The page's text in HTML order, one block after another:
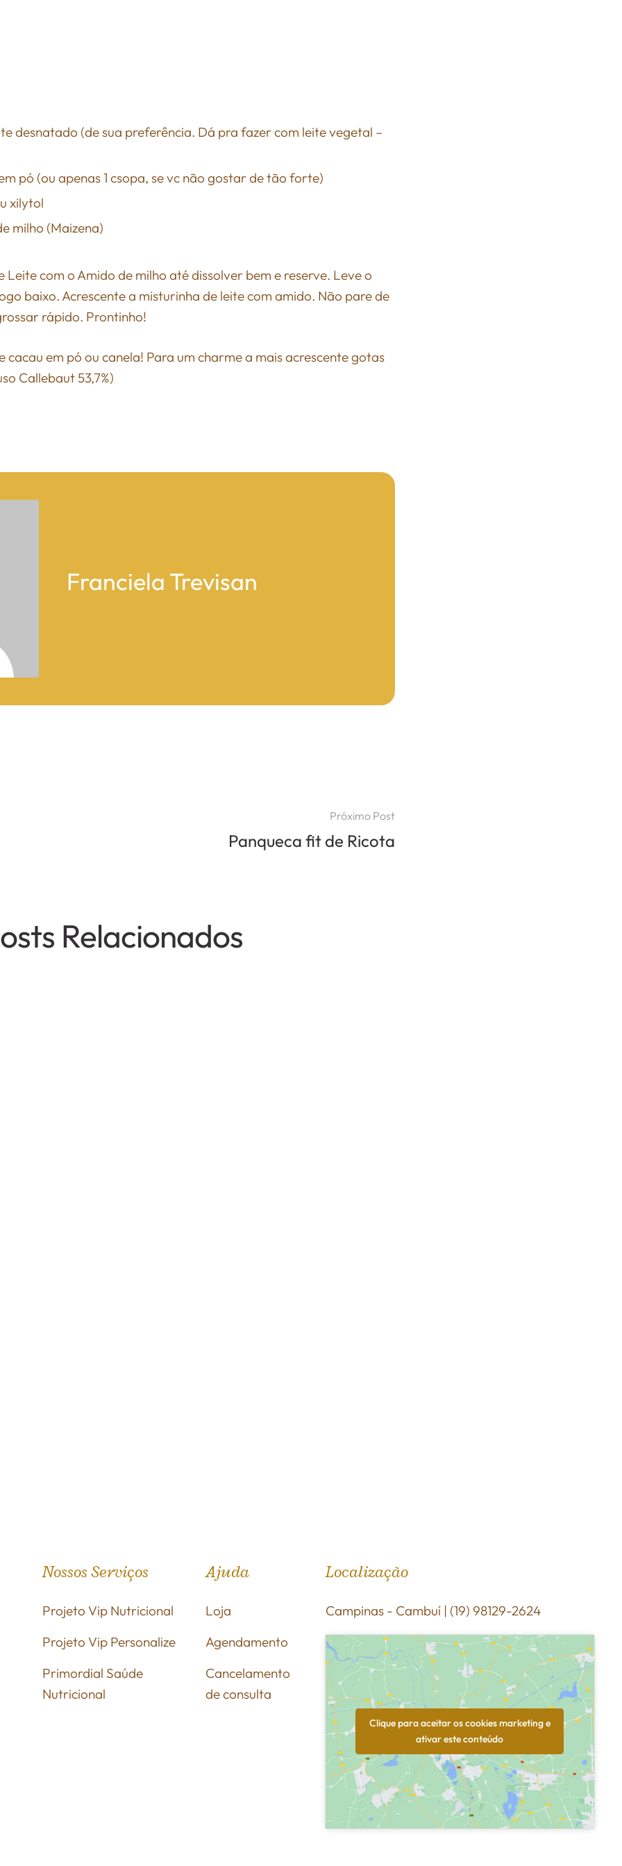
desnatado (de sua preferência. Dá pra fazer com leite vegetal –
pó (ou apenas 1 csopa, se vc não gostar de tão forte)
xilytol
milho (Maizena)
com o Amido de milho até dissolver bem e reserve. Leve o
baixo. Acrescente a misturinha de leite com amido. Não pare de
rápido. Prontinho!
em pó ou canela! Para um charme a mais acrescente gotas
Callebaut 53,7%)
Franciela Trevisan
Próximo Post
Panqueca fit de Ricota
Relacionados
Nossos Serviços
Projeto Vip Nutricional
Projeto Vip Personalize
Primordial Saúde
Nutricional
Ajuda
Loja
Agendamento
Cancelamento
de consulta
Localização
Campinas - Cambuí | (19) 98129-2624
Clique para aceitar os cookies marketing e
ativar este conteúdo